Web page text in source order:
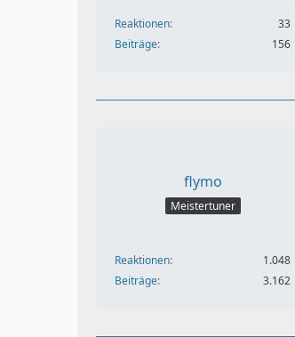
Reaktionen
33
Beiträge
156
flymo
Meistertuner
Reaktionen
1.048
Beiträge
3.162